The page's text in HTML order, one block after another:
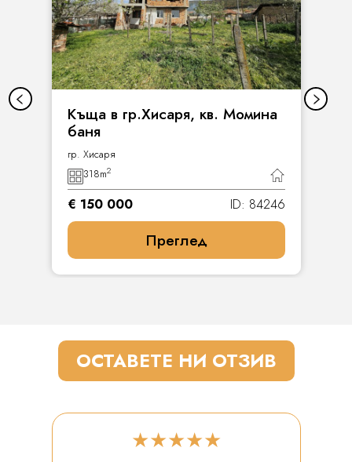
Къща в гр.Хисаря, кв. Момина
баня
гр. Хисаря
318m2
€ 150 000 ID: 84246
Преглед
ОСТАВЕТЕ НИ ОТЗИВ
★★★★★